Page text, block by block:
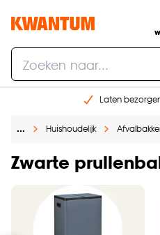
Laten
Gratis raam advies
… Huishoudelijk
Zwarte